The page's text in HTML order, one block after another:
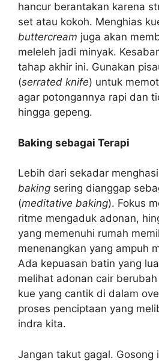
hancur berantakan karena
set atau kokoh. Menghias
buttercream juga akan
meleleh jadi minyak.
tahap akhir ini. Gunakan
(serrated knife) untuk
agar potongannya rapi dan
hingga gepeng.
Baking sebagai Terapi
Lebih dari sekadar
baking sering dianggap
(meditative baking). Fokus
ritme mengaduk adonan,
yang memenuhi rumah
menenangkan yang ampuh
Ada kepuasan batin yang
melihat adonan cair
kue yang cantik di dalam
proses penciptaan yang
indra kita.
Jangan takut gagal. Gosong